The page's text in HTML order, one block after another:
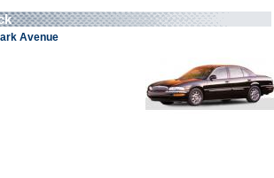
Avenue